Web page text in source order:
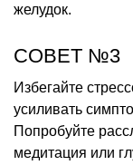
желудок.
СОВЕТ №3
Избегайте
усиливать
Попробуйте
медитация или